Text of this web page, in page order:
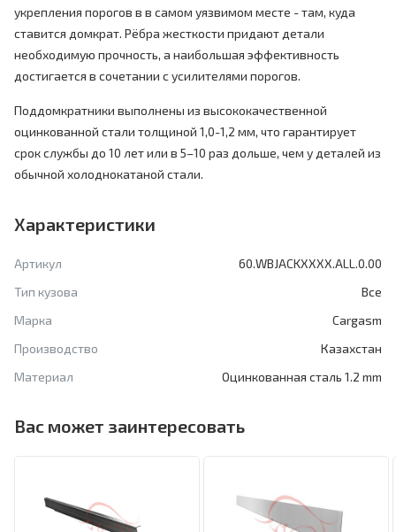
укрепления порогов в в самом уязвимом месте - там, куда
ставится домкрат. Рёбра жесткости придают детали
необходимую прочность, а наибольшая эффективность
достигается в сочетании с усилителями порогов.
Поддомкратники выполнены из высококачественной
оцинкованной стали толщиной 1,0-1,2 мм, что гарантирует
срок службы до 10 лет или в 5–10 раз дольше, чем у деталей из
обычной холоднокатаной стали.
Характеристики
Артикул
60.WBJACKXXXX.ALL.0.00
Тип кузова
Все
Марка
Cargasm
Производство
Казахстан
Материал
Оцинкованная сталь 1.2 mm
Вас может заинтересовать